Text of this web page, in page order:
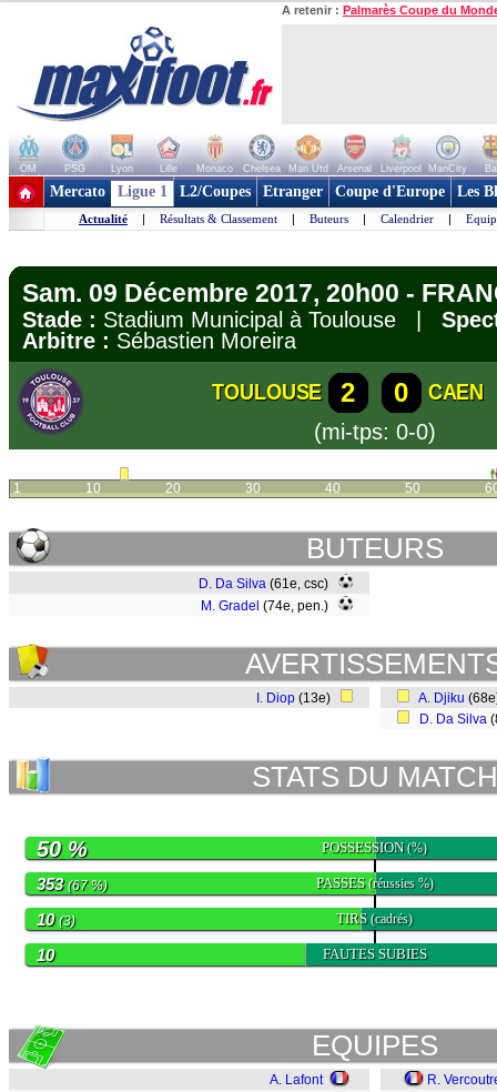
A retenir : Palmarès Coupe du
OM PSG Lyon Lille Monaco Chelsea Man Utd Arsenal Liverpool ManCity
+ de clubs
Mercato Ligue 1 L2/Coupes Etranger Coupe d'Europe Les
Actualité | Résultats & Classement | Buteurs | Calendrier |
Sam. 09 Décembre 2017, 20h00 -
Stade : Stadium Municipal à Toulouse |
Arbitre : Sébastien Moreira
TOULOUSE 2 0
CAEN
(mi-tps: 0-0)
1 10 20 30 40 50
BUTEURS
D. Da Silva (61e, csc)
M. Gradel (74e, pen.)
I. Diop (13e) A. Djiku
D. Da Silva
STATS DU MATCH
POSSESSION(%)
50 %
PASSES(réussies %)
353(67 %)
TIRS(cadrés)
10(3)
FAUTES SUBIES
10
EQUIPES
A. Lafont
R.